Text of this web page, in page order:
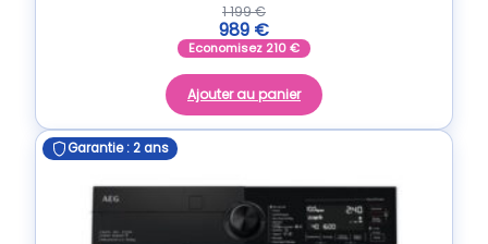
1 199€
989 €
Economisez 210€
Ajouter au panier
Garantie : 2 ans